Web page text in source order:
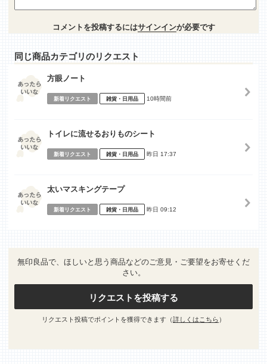
コメントを投稿するにはサインインが必要です
同じ商品カテゴリのリクエスト
方眼ノート
新着リクエスト 雑貨・日用品 10時間前
トイレに流せるおりものシート
新着リクエスト 雑貨・日用品 昨日 17:37
太いマスキングテープ
新着リクエスト 雑貨・日用品 昨日 09:12
無印良品で、ほしいと思う商品などのご意見・ご要望をお寄せくだ
さい。
リクエストを投稿する
リクエスト投稿でポイントを獲得できます（詳しくはこちら ）